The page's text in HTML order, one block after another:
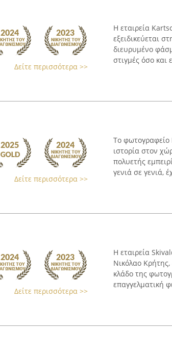
Δείτε περισσότερα >>
Η εταιρεία
εξειδικεύεται
διευρυμένο
στιγμές όσο και
Δείτε περισσότερα >>
Το φωτογραφείο
ιστορία στον
πολυετής
γενιά σε γενιά,
Δείτε περισσότερα >>
Η εταιρεία
Νικόλαο
κλάδο της
επαγγελματική